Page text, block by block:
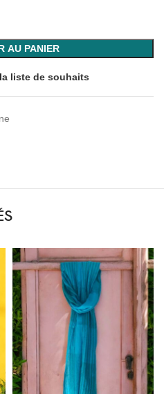
AU PANIER
liste de souhaits